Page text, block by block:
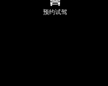
预约试驾